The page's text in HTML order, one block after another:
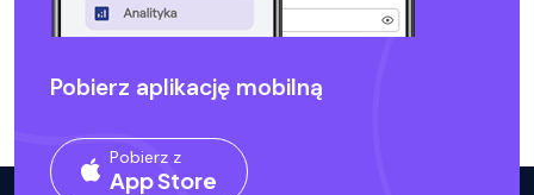
Pobierz aplikację mobilną
Pobierz z
App Store